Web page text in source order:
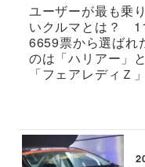
ユーザーが最も乗
いクルマとは？
6659票から選ばれ
のは「ハリアー」と
「フェアレディＺ」